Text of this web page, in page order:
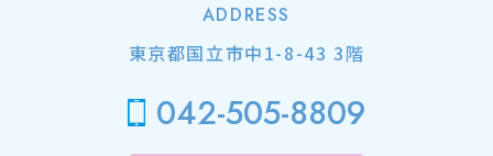
ADDRESS
東京都国立市中1-8-43 3階
042-505-8809